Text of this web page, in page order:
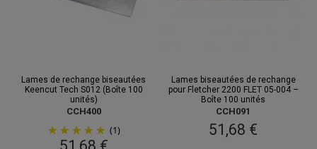
Lames de rechange biseautées
Keencut Tech S012 (Boîte 100
unités)
CCH400
(1)
Lames biseautées de rechange
pour Fletcher 2200 FLET 05-004 –
Boîte 100 unités
CCH091
51,68 €